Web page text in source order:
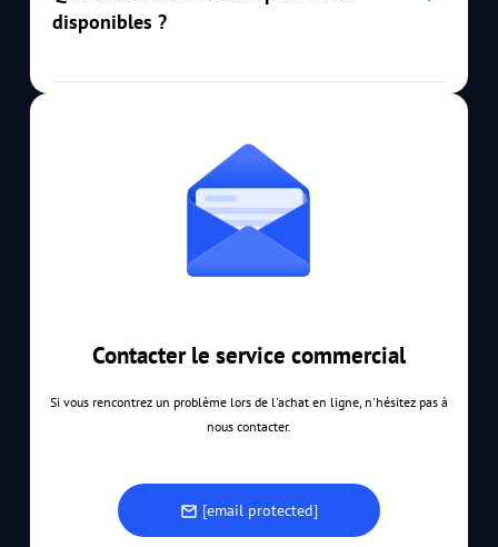
disponibles ?
Contacter le service commercial
Si vous rencontrez un problème lors de l'achat en ligne, n'hésitez pas à
nous contacter.
[email protected]